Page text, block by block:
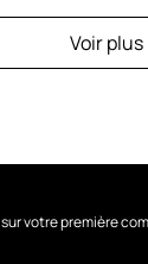
Voir plus
sur votre première